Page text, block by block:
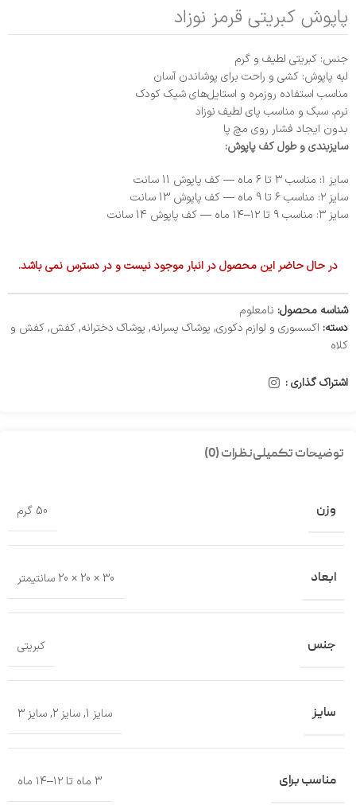
پاپوش کبریتی قرمز نوزاد
جنس: کبریتی لطیف و گرم
لبه پاپوش: کشی و راحت برای پوشاندن آسان
مناسب استفاده روزمره و استایل‌های شیک کودک
نرم، سبک و مناسب پای لطیف نوزاد
بدون ایجاد فشار روی مچ پا
سایزبندی و طول کف پاپوش:
سایز ۱: مناسب ۳ تا ۶ ماه — کف پاپوش 11 سانت
سایز ۲: مناسب ۶ تا ۹ ماه — کف پاپوش 13 سانت
سایز ۳: مناسب ۹ تا ۱۲–۱۴ ماه — کف پاپوش 14 سانت
در حال حاضر این محصول در انبار موجود نیست و در دسترس نمی باشد.
شناسه محصول: نامعلوم
دسته: اکسسوری و لوازم دکوری, پوشاک پسرانه, پوشاک دخترانه,کفش,کفش و
کلاه
اشتراک گذاری :
توضیحات تکمیلینظرات (0)
وزن 50 گرم
ابعاد 30 × 20 × 20 سانتیمتر
جنس کبریتی
سایز سایز 1 ,سایز 2 ,سایز 3
مناسب برای 3 ماه تا ۱۲–۱۴ ماه